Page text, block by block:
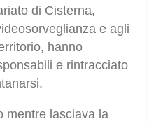
di Cisterna,
e agli
hanno
e rintracciato
mentre lasciava la